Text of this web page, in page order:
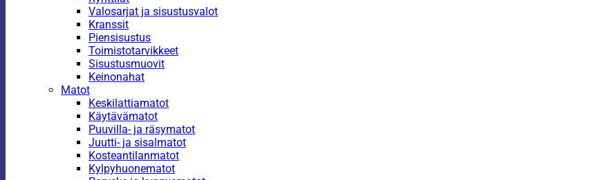
Valosarjat ja sisustusvalot
Kranssit
Piensisustus
Toimistotarvikkeet
Sisustusmuovit
Keinonahat
Matot
Keskilattiamatot
Käytävämatot
Puuvilla- ja räsymatot
Juutti- ja sisalmatot
Kosteantilanmatot
Kylpyhuonematot